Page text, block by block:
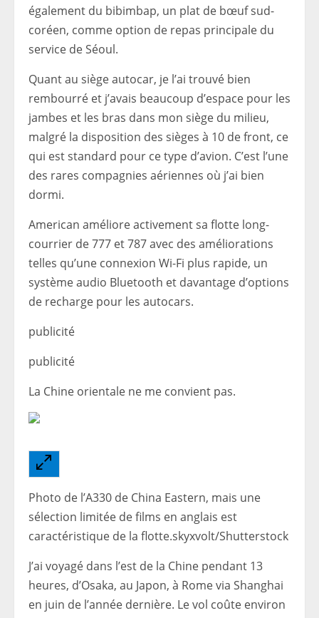
également du bibimbap, un plat de bœuf sud-
coréen, comme option de repas principale du
service de Séoul.
Quant au siège autocar, je l’ai trouvé bien
rembourré et j’avais beaucoup d’espace pour les
jambes et les bras dans mon siège du milieu,
malgré la disposition des sièges à 10 de front, ce
qui est standard pour ce type d’avion. C’est l’une
des rares compagnies aériennes où j’ai bien
dormi.
American améliore activement sa flotte long-
courrier de 777 et 787 avec des améliorations
telles qu’une connexion Wi-Fi plus rapide, un
système audio Bluetooth et davantage d’options
de recharge pour les autocars.
publicité
publicité
La Chine orientale ne me convient pas.
Photo de l’A330 de China Eastern, mais une
sélection limitée de films en anglais est
caractéristique de la flotte.skyxvolt/Shutterstock
J’ai voyagé dans l’est de la Chine pendant 13
heures, d’Osaka, au Japon, à Rome via Shanghai
en juin de l’année dernière. Le vol coûte environ